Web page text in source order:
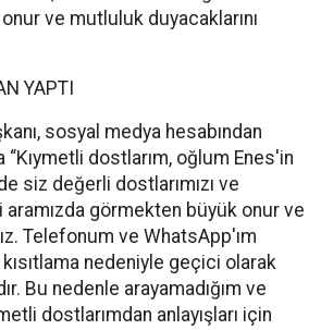
ve mutluluk duyacaklarını
YAPTI
sosyal medya hesabından
“Kıymetli dostlarım, oğlum Enes'in
siz değerli dostlarımızı ve
aramızda görmekten büyük onur ve
Telefonum ve WhatsApp'ım
nedeniyle geçici olarak
Bu nedenle arayamadığım ve
dostlarımdan anlayışları için